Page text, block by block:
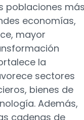
poblaciones
economías,
mayor
la
sectores
bienes de
Además,
cadenas de